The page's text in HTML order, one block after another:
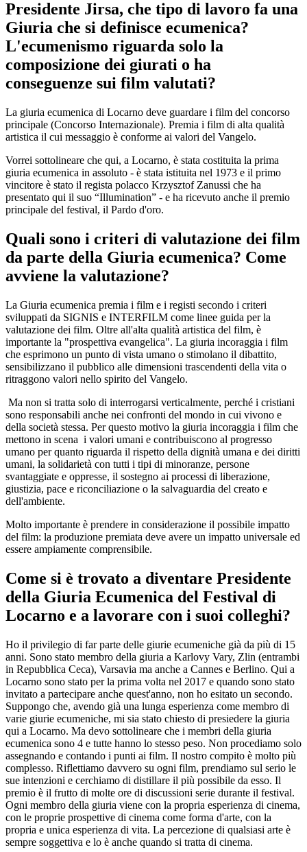
Presidente Jirsa, che tipo di lavoro fa una
Giuria che si definisce ecumenica?
L'ecumenismo riguarda solo la
composizione dei giurati o ha
conseguenze sui film valutati?
La giuria ecumenica di Locarno deve guardare i film del concorso
principale (Concorso Internazionale). Premia i film di alta qualità
artistica il cui messaggio è conforme ai valori del Vangelo.
Vorrei sottolineare che qui, a Locarno, è stata costituita la prima
giuria ecumenica in assoluto - è stata istituita nel 1973 e il primo
vincitore è stato il regista polacco Krzysztof Zanussi che ha
presentato qui il suo “Illumination” - e ha ricevuto anche il premio
principale del festival, il Pardo d'oro.
Quali sono i criteri di valutazione dei film
da parte della Giuria ecumenica? Come
avviene la valutazione?
La Giuria ecumenica premia i film e i registi secondo i criteri
sviluppati da SIGNIS e INTERFILM come linee guida per la
valutazione dei film. Oltre all'alta qualità artistica del film, è
importante la "prospettiva evangelica". La giuria incoraggia i film
che esprimono un punto di vista umano o stimolano il dibattito,
sensibilizzano il pubblico alle dimensioni trascendenti della vita o
ritraggono valori nello spirito del Vangelo.
Ma non si tratta solo di interrogarsi verticalmente, perché i cristiani
sono responsabili anche nei confronti del mondo in cui vivono e
della società stessa. Per questo motivo la giuria incoraggia i film che
mettono in scena i valori umani e contribuiscono al progresso
umano per quanto riguarda il rispetto della dignità umana e dei diritti
umani, la solidarietà con tutti i tipi di minoranze, persone
svantaggiate e oppresse, il sostegno ai processi di liberazione,
giustizia, pace e riconciliazione o la salvaguardia del creato e
dell'ambiente.
Molto importante è prendere in considerazione il possibile impatto
del film: la produzione premiata deve avere un impatto universale ed
essere ampiamente comprensibile.
Come si è trovato a diventare Presidente
della Giuria Ecumenica del Festival di
Locarno e a lavorare con i suoi colleghi?
Ho il privilegio di far parte delle giurie ecumeniche già da più di 15
anni. Sono stato membro della giuria a Karlovy Vary, Zlin (entrambi
in Repubblica Ceca), Varsavia ma anche a Cannes e Berlino. Qui a
Locarno sono stato per la prima volta nel 2017 e quando sono stato
invitato a partecipare anche quest'anno, non ho esitato un secondo.
Suppongo che, avendo già una lunga esperienza come membro di
varie giurie ecumeniche, mi sia stato chiesto di presiedere la giuria
qui a Locarno. Ma devo sottolineare che i membri della giuria
ecumenica sono 4 e tutte hanno lo stesso peso. Non procediamo solo
assegnando e contando i punti ai film. Il nostro compito è molto più
complesso. Riflettiamo davvero su ogni film, prendiamo sul serio le
sue intenzioni e cerchiamo di distillare il più possibile da esso. Il
premio è il frutto di molte ore di discussioni serie durante il festival.
Ogni membro della giuria viene con la propria esperienza di cinema,
con le proprie prospettive di cinema come forma d'arte, con la
propria e unica esperienza di vita. La percezione di qualsiasi arte è
sempre soggettiva e lo è anche quando si tratta di cinema.